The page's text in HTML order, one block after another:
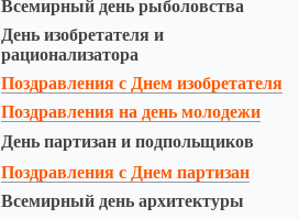
Всемирный день рыболовства
День изобретателя и
рационализатора
Поздравления с Днем изобретателя
Поздравления на день молодежи
День партизан и подпольщиков
Поздравления с Днем партизан
Всемирный день архитектуры